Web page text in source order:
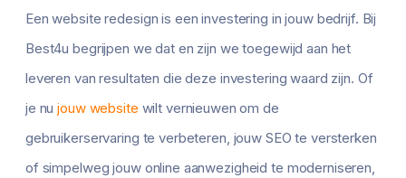
Een website redesign is een investering in jouw bedrijf. Bij
Best4u begrijpen we dat en zijn we toegewijd aan het
leveren van resultaten die deze investering waard zijn. Of
je nujouw website wilt vernieuwen om de
gebruikerservaring te verbeteren, jouw SEO te versterken
of simpelweg jouw online aanwezigheid te moderniseren,